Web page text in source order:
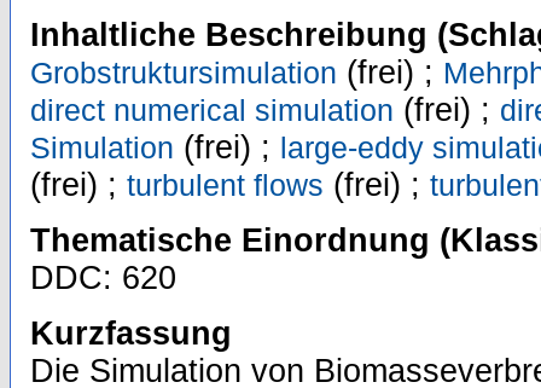
Inhaltliche Beschreibung
Grobstruktursimulation (frei) ;
direct numerical simulation (frei) ;
Simulation (frei) ; large-eddy
(frei) ; turbulent flows (frei) ;
Thematische Einordnung
DDC: 620
Kurzfassung
Die Simulation von